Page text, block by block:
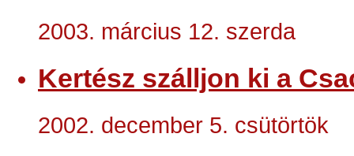
2003. március 12. szerda
Kertész szálljon ki a
2002. december 5. csütörtök